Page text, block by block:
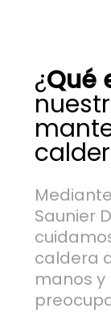
¿Qué
Saunier
caldera
manos